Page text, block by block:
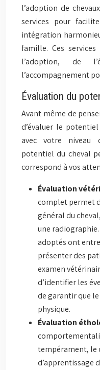
l’adoption de
services pour
intégration
famille. Ces
l’adoption, de
l’accompagnement
Évaluation du
Avant même de
d’évaluer le
avec votre niveau
potentiel du cheval
correspond à vos
Évaluation
complet permet
général du
une
adoptés ont
présenter des
examen
d’identifier les
de garantir que
physique.
Évaluation
tempérament, le
d’apprentissage